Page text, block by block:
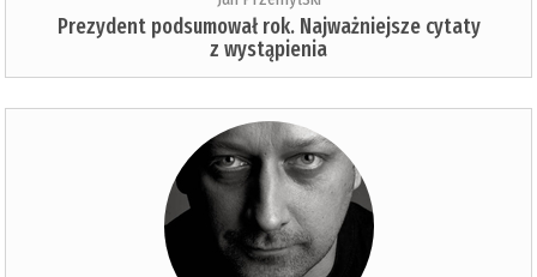
Prezydent podsumował rok. Najważniejsze cytaty
z wystąpienia